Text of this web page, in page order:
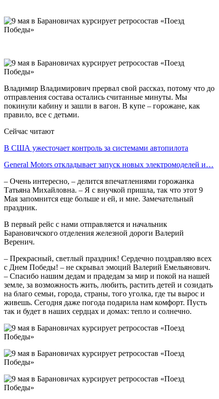
Владимир Владимирович прервал свой рассказ, потому что до
отправления состава остались считанные минуты. Мы
покинули кабину и зашли в вагон. В купе – горожане, как
правило, все с детьми.
Сейчас читают
В США ужесточает контроль за системами автопилота
General Motors откладывает запуск новых электромоделей и…
– Очень интересно, – делится впечатлениями горожанка
Татьяна Михайловна. – Я с внучкой пришла, так что этот 9
Мая запомнится еще больше и ей, и мне. Замечательный
праздник.
В первый рейс с нами отправляется и начальник
Барановичского отделения железной дороги Валерий
Веренич.
– Прекрасный, светлый праздник! Сердечно поздравляю всех
с Днем Победы! – не скрывал эмоций Валерий Емельянович.
– Спасибо нашим дедам и прадедам за мир и покой на нашей
земле, за возможность жить, любить, растить детей и созидать
на благо семьи, города, страны, того уголка, где ты вырос и
живешь. Сегодня даже погода подарила нам комфорт. Пусть
так и будет в наших сердцах и домах: тепло и солнечно.